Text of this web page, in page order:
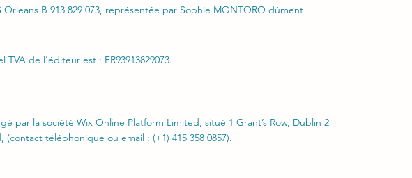
Orleans B 913 829 073, représentée par Sophie MONTORO dûment
TVA de l’éditeur est : FR93913829073.
par la société Wix Online Platform Limited, situé 1 Grant’s Row, Dublin 2
(contact téléphonique ou email : (+1) 415 358 0857).